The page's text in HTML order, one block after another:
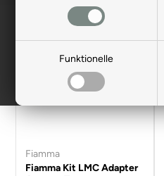
Funktionelle
Fiamma
Fiamma Kit LMC Adapter